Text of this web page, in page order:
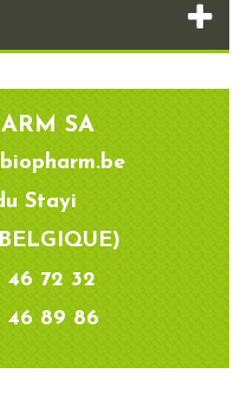
SA
Stayi
46 72 32
46 89 86